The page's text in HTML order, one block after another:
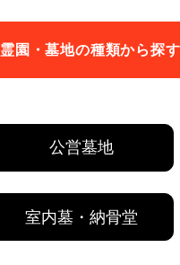
霊園・墓地の種類から探す
公営墓地
室内墓・納骨堂